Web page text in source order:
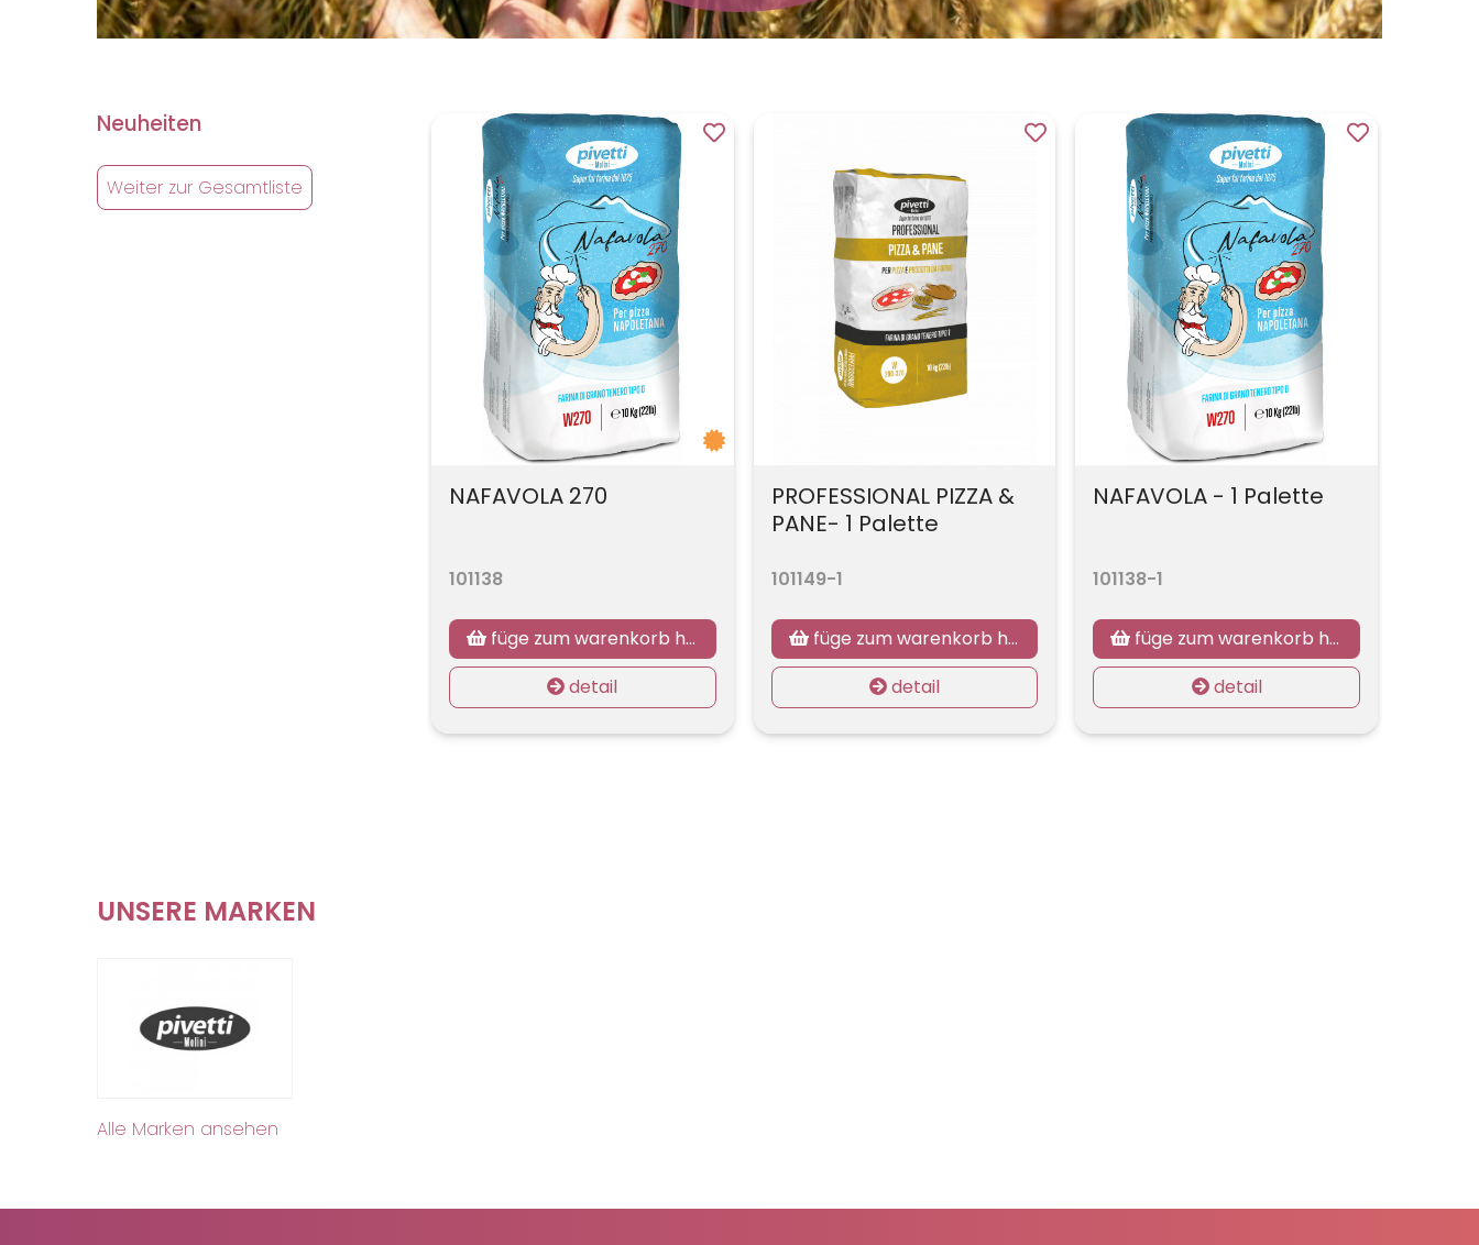
Neuheiten
Weiter zur Gesamtliste
NAFAVOLA 270
101138
füge zum warenkorb hinzu
detail
PROFESSIONAL PIZZA &
PANE- 1 Palette
101149-1
füge zum warenkorb hinzu
detail
NAFAVOLA - 1 Palette
101138-1
füge zum warenkorb hinzu
detail
UNSERE MARKEN
Alle Marken ansehen